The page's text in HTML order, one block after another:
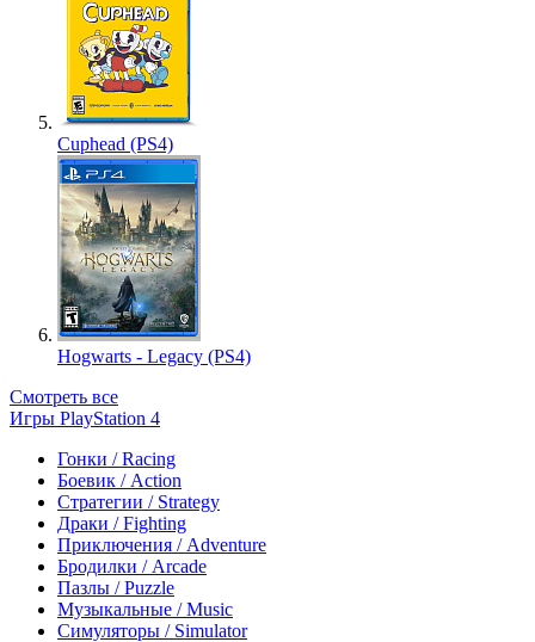
Cuphead (PS4)
Hogwarts - Legacy (PS4)
Смотреть все
Игры PlayStation 4
Гонки / Racing
Боевик / Action
Стратегии / Strategy
Драки / Fighting
Приключения / Adventure
Бродилки / Arcade
Пазлы / Puzzle
Музыкальные / Music
Симуляторы / Simulator